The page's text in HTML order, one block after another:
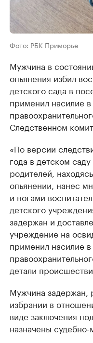
Фото: РБК Приморье
Мужчина в
опьянения избил
детского сада в
применил насилие
Следственном
«По версии
года в детском
родителей,
опьянении, нанес
и ногами
детского
задержан и
учреждение на
применил насилие
детали
Мужчина задержан,
избрании в
виде заключения
назначены